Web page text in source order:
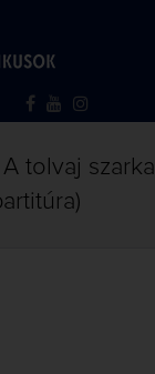
tolvaj